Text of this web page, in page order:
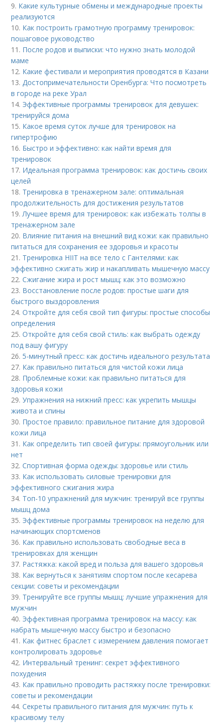
9. Какие культурные обмены и международные проекты
реализуются
10. Как построить грамотную программу тренировок:
пошаговое руководство
11. После родов и выписки: что нужно знать молодой
маме
12. Какие фестивали и мероприятия проводятся в Казани
13.Достопримечательности Оренбурга: Что посмотреть
в городе на реке Урал
14. Эффективные программы тренировок для девушек:
тренируйся дома
15. Какое время суток лучше для тренировок на
гипертрофию
16. Быстро и эффективно: как найти время для
тренировок
17. Идеальная программа тренировок: как достичь своих
целей
18. Тренировка в тренажерном зале: оптимальная
продолжительность для достижения результатов
19.Лучшее время для тренировок: как избежать толпы в
тренажерном зале
20. Влияние питания на внешний вид кожи: как правильно
питаться для сохранения ее здоровья и красоты
21. Тренировка HIIT на все тело с Гантелями: как
эффективно сжигать жир и накапливать мышечную массу
22.Сжигание жира и рост мышц: как это возможно
23. Восстановление после родов: простые шаги для
быстрого выздоровления
24.Откройте для себя свой тип фигуры: простые способы
определения
25.Откройте для себя свой стиль: как выбрать одежду
под вашу фигуру
26. 5-минутный пресс: как достичь идеального результата
27. Как правильно питаться для чистой кожи лица
28. Проблемные кожи: как правильно питаться для
здоровья кожи
29.Упражнения на нижний пресс: как укрепить мышцы
живота и спины
30. Простое правило: правильное питание для здоровой
кожи лица
31. Как определить тип своей фигуры: прямоугольник или
нет
32.Спортивная форма одежды: здоровье или стиль
33. Как использовать силовые тренировки для
эффективного сжигания жира
34. Топ-10 упражнений для мужчин: тренируй все группы
мышц дома
35. Эффективные программы тренировок на неделю для
начинающих спортсменов
36. Как правильно использовать свободные веса в
тренировках для женщин
37. Растяжка: какой вред и польза для вашего здоровья
38. Как вернуться к занятиям спортом после кесарева
секции: советы и рекомендации
39. Тренируйте все группы мышц: лучшие упражнения для
мужчин
40. Эффективная программа тренировок на массу: как
набрать мышечную массу быстро и безопасно
41. Как фитнес браслет с измерением давления помогает
контролировать здоровье
42. Интервальный тренинг: секрет эффективного
похудения
43. Как правильно проводить растяжку после тренировки:
советы и рекомендации
44.Секреты правильного питания для мужчин: путь к
красивому телу